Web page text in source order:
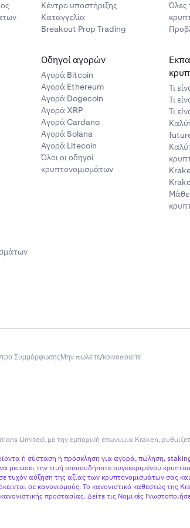
Κέντρο υποστήριξης
Καταγγελία
Breakout Prop Trading
Όλες
Οδηγοί αγορών
Αγορά Bitcoin
Αγορά Ethereum
Αγορά Dogecoin
Αγορά XRP
Αγορά Cardano
Αγορά Solana
Αγορά Litecoin
Όλοι οι οδηγοί
κρυπτονομισμάτων
Τι
Τι
Τι
ΣυμμόρφωσηςΜην πωλείτε/κοινοποιείτε
Limited, με την εμπορική επωνυμία Kraken,
ή σύσταση ή πρόσκληση για αγορά, πώληση,
την τιμή οποιουδήποτε συγκεκριμένου
αύξηση της αξίας των κρυπτονομισμάτων σας
σε κανονισμούς. Το κανονιστικό καθεστώς της
προστασίας. Δείτε τις Νομικές